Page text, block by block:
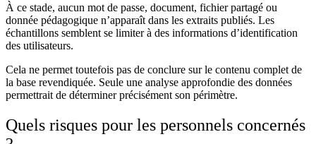
À ce stade, aucun mot de passe, document, fichier partagé ou
donnée pédagogique n’apparaît dans les extraits publiés. Les
échantillons semblent se limiter à des informations d’identification
des utilisateurs.
Cela ne permet toutefois pas de conclure sur le contenu complet de
la base revendiquée. Seule une analyse approfondie des données
permettrait de déterminer précisément son périmètre.
Quels risques pour les personnels concernés